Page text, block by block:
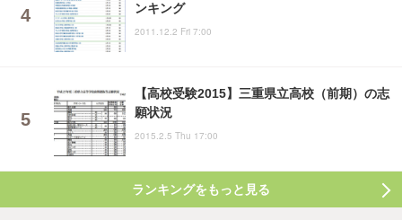
ンキング
2011.12.2 Fri 7:00
【高校受験2015】三重県立高校（前期）の志
願状況
2015.2.5 Thu 17:00
ランキングをもっと見る